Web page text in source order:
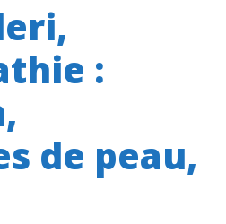
:
de peau,